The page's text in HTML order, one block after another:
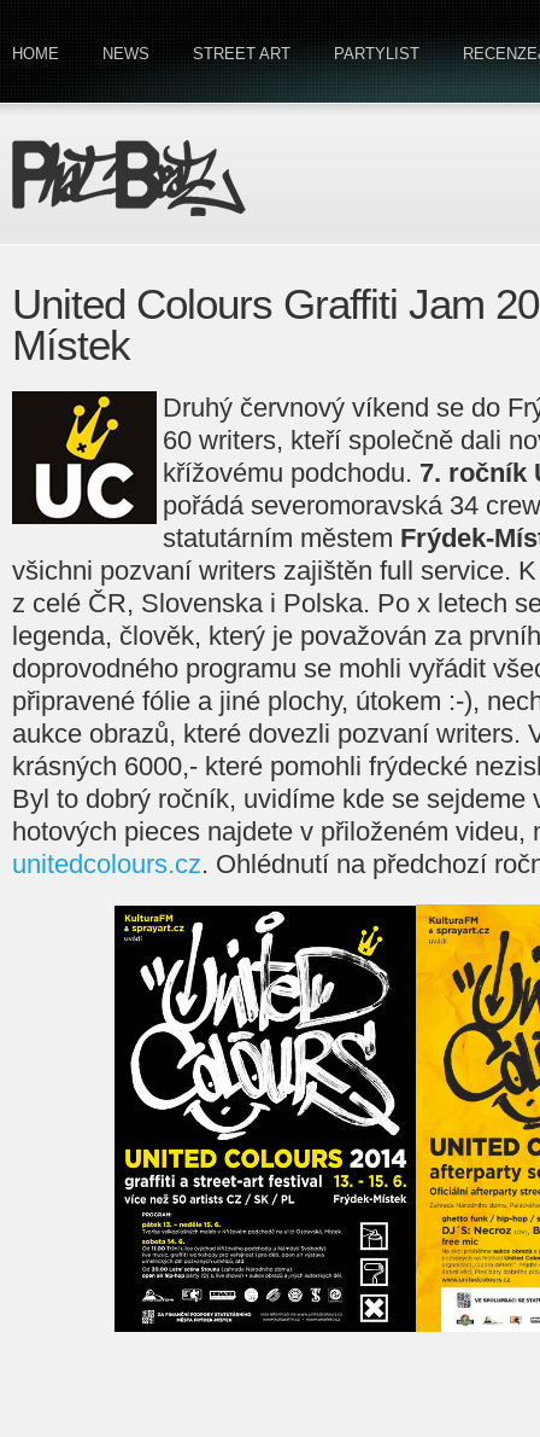
HOME NEWS STREET ART PARTYLIST
United Colours Graffiti Jam
Místek
Druhý červnový víkend se do
60 writers, kteří společně dali
křížovému podchodu. 7. ročník
pořádá severomoravská 34
statutárním městem Frýdek-
všichni pozvaní writers zajištěn full service.
z celé ČR, Slovenska i Polska. Po x letech
legenda, člověk, který je považován za
doprovodného programu se mohli vyřádit
připravené fólie a jiné plochy, útokem :-),
aukce obrazů, které dovezli pozvaní writers.
krásných 6000,- které pomohli frýdecké
Byl to dobrý ročník, uvidíme kde se sejdeme
hotových pieces najdete v přiloženém videu,
unitedcolours.cz. Ohlédnutí na předchozí